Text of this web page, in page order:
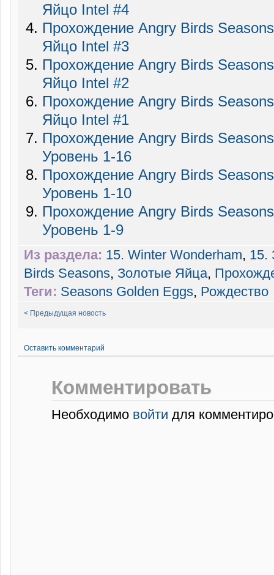
Яйцо Intel #4
Прохождение Angry Birds
Яйцо Intel #3
Прохождение Angry Birds
Яйцо Intel #2
Прохождение Angry Birds
Яйцо Intel #1
Прохождение Angry Birds
Уровень 1-16
Прохождение Angry Birds
Уровень 1-10
Прохождение Angry Birds
Уровень 1-9
Из раздела: 15. Winter Wonderham, 15.
Birds Seasons, Золотые Яйца,
Теги: Seasons Golden Eggs, Рождество
< Предыдущая новость
Оставить комментарий
Комментировать
Необходимо войти для